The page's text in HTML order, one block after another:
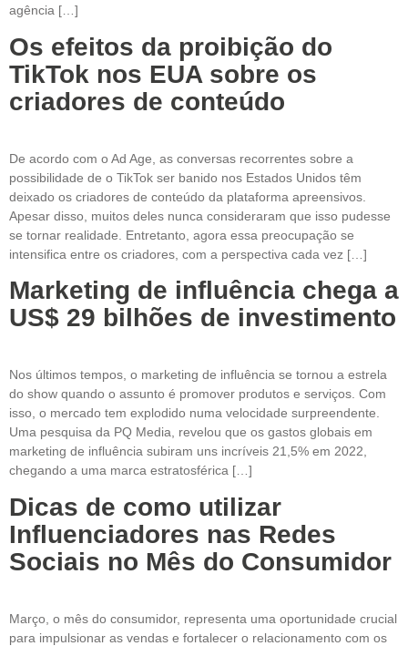
agência […]
Os efeitos da proibição do
TikTok nos EUA sobre os
criadores de conteúdo
De acordo com o Ad Age, as conversas recorrentes sobre a
possibilidade de o TikTok ser banido nos Estados Unidos têm
deixado os criadores de conteúdo da plataforma apreensivos.
Apesar disso, muitos deles nunca consideraram que isso pudesse
se tornar realidade. Entretanto, agora essa preocupação se
intensifica entre os criadores, com a perspectiva cada vez […]
Marketing de influência chega a
US$ 29 bilhões de investimento
Nos últimos tempos, o marketing de influência se tornou a estrela
do show quando o assunto é promover produtos e serviços. Com
isso, o mercado tem explodido numa velocidade surpreendente.
Uma pesquisa da PQ Media, revelou que os gastos globais em
marketing de influência subiram uns incríveis 21,5% em 2022,
chegando a uma marca estratosférica […]
Dicas de como utilizar
Influenciadores nas Redes
Sociais no Mês do Consumidor
Março, o mês do consumidor, representa uma oportunidade crucial
para impulsionar as vendas e fortalecer o relacionamento com os